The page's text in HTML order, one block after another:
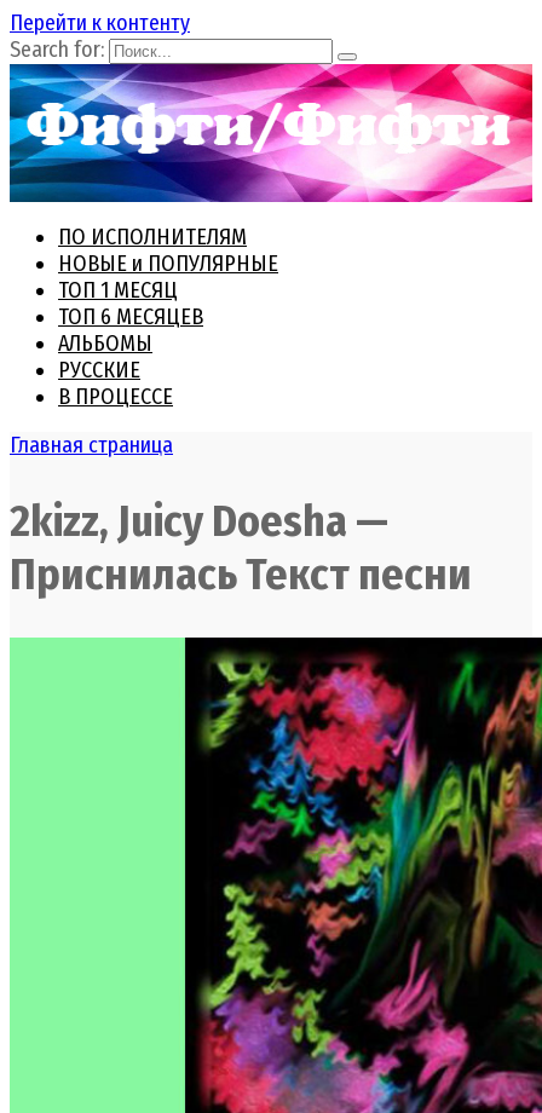
Перейти к контенту
Search for:
ПО ИСПОЛНИТЕЛЯМ
НОВЫЕ и ПОПУЛЯРНЫЕ
ТОП 1 МЕСЯЦ
ТОП 6 МЕСЯЦЕВ
АЛЬБОМЫ
РУССКИЕ
В ПРОЦЕССЕ
Главная страница
2kizz, Juicy Doesha —
Приснилась Текст песни